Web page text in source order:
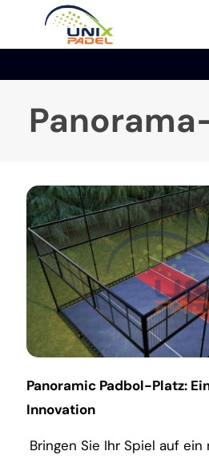
Panoramic Padbol-Platz:
Innovation
Bringen Sie Ihr Spiel auf